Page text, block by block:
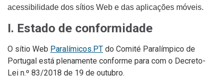
acessibilidade dos sítios Web e das aplicações móveis.
I. Estado de conformidade
O sítio Web Paralímicos.PT do Comité Paralímpico de
Portugal está plenamente conforme para com o Decreto-
Lei n.º 83/2018 de 19 de outubro.